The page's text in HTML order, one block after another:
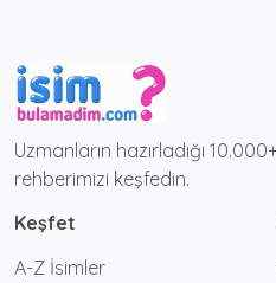
Uzmanların hazırladığı
rehberimizi keşfedin.
Keşfet
A-Z İsimler